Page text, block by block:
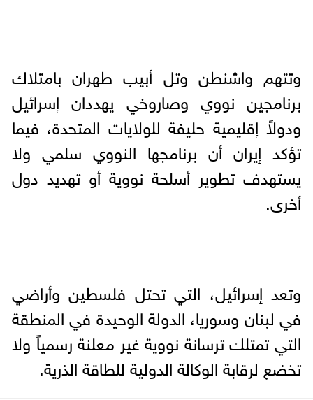
وتتهم واشنطن وتل أبيب طهران بامتلاك
برنامجين نووي وصاروخي يهددان إسرائيل
ودولاً إقليمية حليفة للولايات المتحدة، فيما
تؤكد إيران أن برنامجها النووي سلمي ولا
يستهدف تطوير أسلحة نووية أو تهديد دول
أخرى.
وتعد إسرائيل، التي تحتل فلسطين وأراضي
في لبنان وسوريا، الدولة الوحيدة في المنطقة
التي تمتلك ترسانة نووية غير معلنة رسمياً ولا
تخضع لرقابة الوكالة الدولية للطاقة الذرية.